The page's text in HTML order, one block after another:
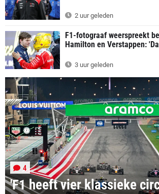
2 uur geleden
F1-fotograaf weerspreekt
Hamilton en Verstappen:
3 uur geleden
'F1 heeft vier klassieke
4